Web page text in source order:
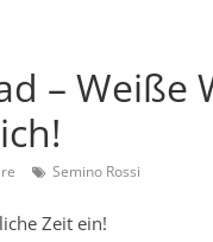
– Weiße
Semino Rossi
Zeit ein!